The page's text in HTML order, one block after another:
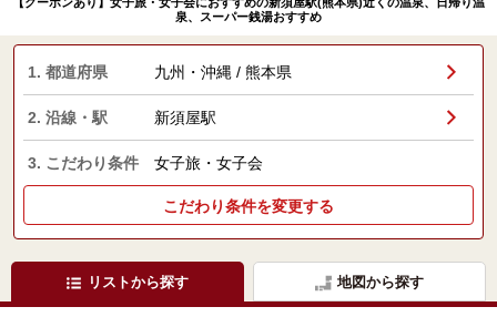
泉、スーパー銭湯おすすめ
1. 都道府県 九州・沖縄 / 熊本県
2. 沿線・駅 新須屋駅
3. こだわり条件 女子旅・女子会
こだわり条件を変更する
リストから探す 地図から探す